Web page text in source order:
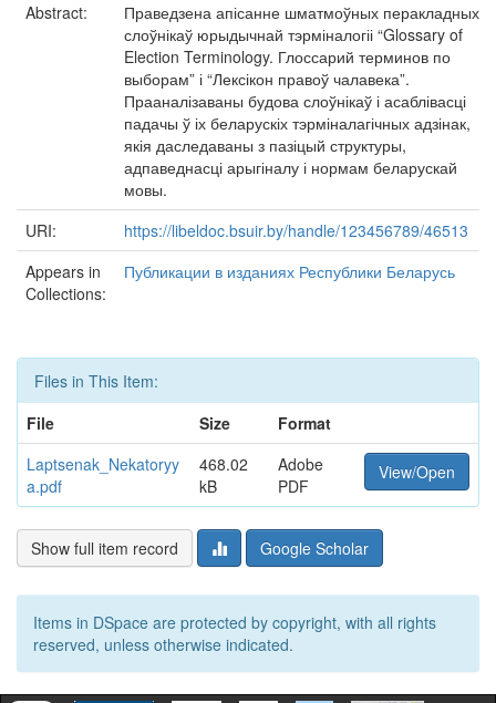
Abstract:
Праведзена апісанне шматмоўных перакладных
слоўнікаў юрыдычнай тэрміналогіі “Glossary of
Election Terminology. Глоссарий терминов по
выборам” і “Лексікон правоў чалавека”.
Прааналізаваны будова слоўнікаў і асаблівасці
падачы ў іх беларускіх тэрміналагічных адзінак,
якія даследаваны з пазіцый структуры,
адпаведнасці арыгіналу і нормам беларускай
мовы.
URI:
https://libeldoc.bsuir.by/handle/123456789/46513
Appears in
Collections:
Публикации в изданиях Республики Беларусь
Files in This Item:
File
Size
Format
Laptsenak_Nekatoryy
a.pdf
468.02
kB
Adobe
PDF
View/Open
Show full item record Google Scholar
Items in DSpace are protected by copyright, with all rights
reserved, unless otherwise indicated.